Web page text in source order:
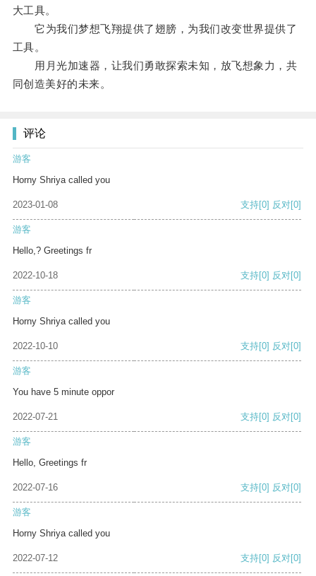
大工具。
它为我们梦想飞翔提供了翅膀，为我们改变世界提供了
工具。
用月光加速器，让我们勇敢探索未知，放飞想象力，共
同创造美好的未来。
评论
游客
Horny Shriya called you
2023-01-08 支持[0] 反对[0]
游客
Hello,? Greetings fr
2022-10-18 支持[0] 反对[0]
游客
Horny Shriya called you
2022-10-10 支持[0] 反对[0]
游客
You have 5 minute oppor
2022-07-21 支持[0] 反对[0]
游客
Hello, Greetings fr
2022-07-16 支持[0] 反对[0]
游客
Horny Shriya called you
2022-07-12 支持[0] 反对[0]